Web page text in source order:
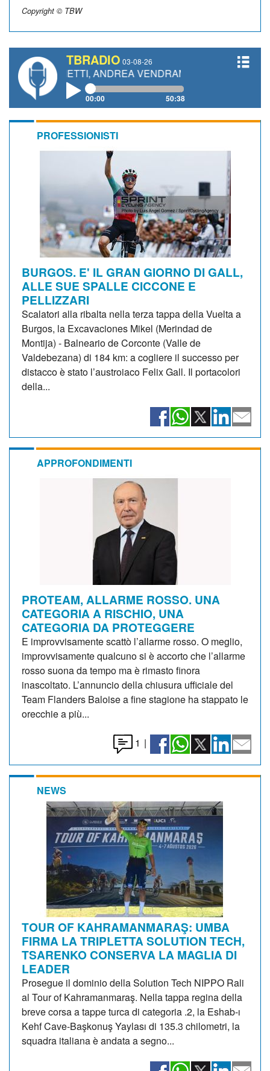
Copyright © TBW
TBRADIO 03-08-26
ANDREA VENDRAME, FILIPPO FIORELLI
00:00 50:38
PROFESSIONISTI
BURGOS. E' IL GRAN GIORNO DI GALL,
ALLE SUE SPALLE CICCONE E
PELLIZZARI
Scalatori alla ribalta nella terza tappa della Vuelta a
Burgos, la Excavaciones Mikel (Merindad de
Montija) - Balneario de Corconte (Valle de
Valdebezana) di 184 km: a cogliere il successo per
distacco è stato l’austroiaco Felix Gall. Il portacolori
della...
APPROFONDIMENTI
PROTEAM, ALLARME ROSSO. UNA
CATEGORIA A RISCHIO, UNA
CATEGORIA DA PROTEGGERE
E improvvisamente scattò l’allarme rosso. O meglio,
improvvisamente qualcuno si è accorto che l’allarme
rosso suona da tempo ma è rimasto finora
inascoltato. L’annuncio della chiusura ufficiale del
Team Flanders Baloise a fine stagione ha stappato le
orecchie a più...
1 |
NEWS
TOUR OF KAHRAMANMARAŞ: UMBA
FIRMA LA TRIPLETTA SOLUTION TECH,
TSARENKO CONSERVA LA MAGLIA DI
LEADER
Prosegue il dominio della Solution Tech NIPPO Rali
al Tour of Kahramanmaraş. Nella tappa regina della
breve corsa a tappe turca di categoria .2, la Eshab-ı
Kehf Cave-Başkonuş Yaylası di 135.3 chilometri, la
squadra italiana è andata a segno...